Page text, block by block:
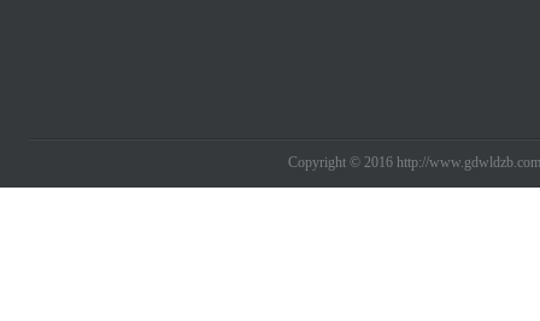
Copyright © 2016 http://